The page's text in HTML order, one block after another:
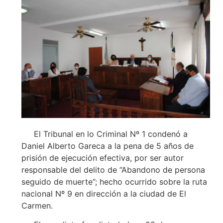
El Tribunal en lo Criminal Nº 1 condenó a
Daniel Alberto Gareca a la pena de 5 años de
prisión de ejecución efectiva, por ser autor
responsable del delito de “Abandono de persona
seguido de muerte”; hecho ocurrido sobre la ruta
nacional Nº 9 en dirección a la ciudad de El
Carmen.